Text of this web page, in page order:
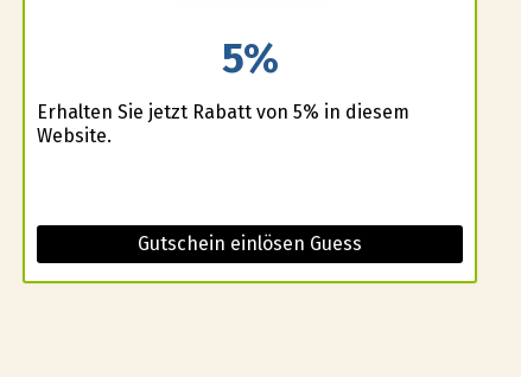
5%
Erhalten Sie jetzt Rabatt von 5% in diesem
Website.
Gutschein einlösen Guess